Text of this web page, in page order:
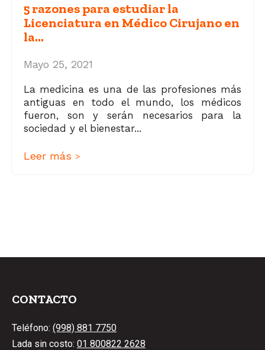
5 razones para estudiar la
Licenciatura en Médico Cirujano en
la...
Mayo 25, 2021
La medicina es una de las profesiones más
antiguas en todo el mundo, los médicos
fueron, son y serán necesarios para la
sociedad y el bienestar...
Leer más >
CONTACTO
Teléfono: (998) 881 7750
Lada sin costo: 01 800822 2628